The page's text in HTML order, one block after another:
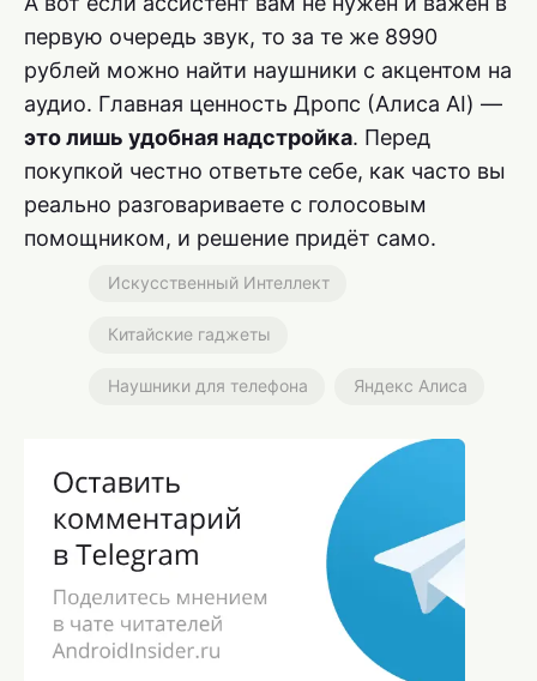
первую очередь звук, то за те же 8990
рублей можно найти наушники с акцентом на
аудио. Главная ценность Дропс (Алиса AI) —
это лишь удобная надстройка. Перед
покупкой честно ответьте себе, как часто вы
реально разговариваете с голосовым
помощником, и решение придёт само.
Искусственный Интеллект
Китайские гаджеты
Наушники для телефона Яндекс Алиса